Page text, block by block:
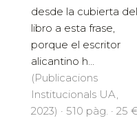
desde la cubierta del
libro a esta frase,
porque el escritor
alicantino h...
(Publicacions
Institucionals UA,
2023) · 510 pàg. · 25